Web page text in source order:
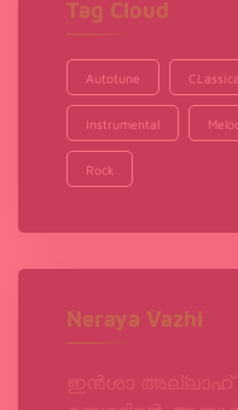
Tag Cloud
Autotune
Instrumental
Rock
Neraya Vazhi